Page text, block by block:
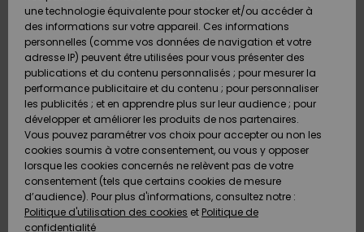
Chaussures
& Tongs
Surf
Snow
Nouveautés
Chaussures
& Tongs
Surf
Snow
Nouveautés
A
Découvrir
Snow
SURF
Enfant
Highlights
Communauté
SNOW
Enfant
Snow
Shop
Femme
A
Découvrir
Communauté
OUTLET
Outlet
Femme
AIDE &
CONTACT
Paiement
Carte
Cadeau
Quiksilver
Freedom
Protection
des
MAGASINS
une technologie équivalente pour stocker et/ou accéder à
des informations sur votre appareil. Ces informations
personnelles (comme vos données de navigation et votre
adresse IP) peuvent être utilisées pour vous présenter des
publications et du contenu personnalisés ; pour mesurer la
performance publicitaire et du contenu ; pour personnaliser
les publicités ; et en apprendre plus sur leur audience ; pour
développer et améliorer les produits de nos partenaires.
Vous pouvez paramétrer vos choix pour accepter ou non les
cookies soumis à votre consentement, ou vous y opposer
lorsque les cookies concernés ne relèvent pas de votre
consentement (tels que certains cookies de mesure
d’audience). Pour plus d'informations, consultez notre :
Politique d'utilisation des cookies et Politique de
confidentialité